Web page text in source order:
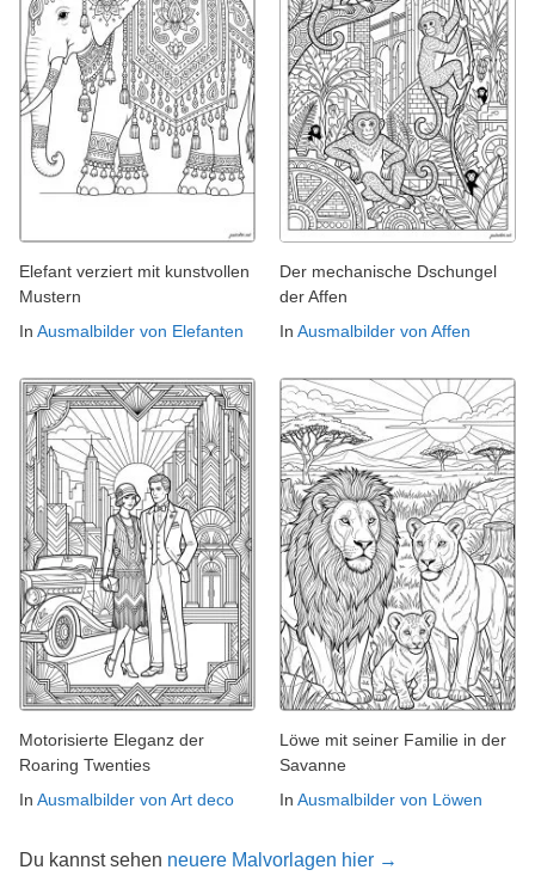
Elefant verziert mit kunstvollen
Mustern
In Ausmalbilder von Elefanten
Der mechanische Dschungel
der Affen
In Ausmalbilder von Affen
Motorisierte Eleganz der
Roaring Twenties
In Ausmalbilder von Art deco
Löwe mit seiner Familie in der
Savanne
In Ausmalbilder von Löwen
Du kannst sehen neuere Malvorlagen hier →